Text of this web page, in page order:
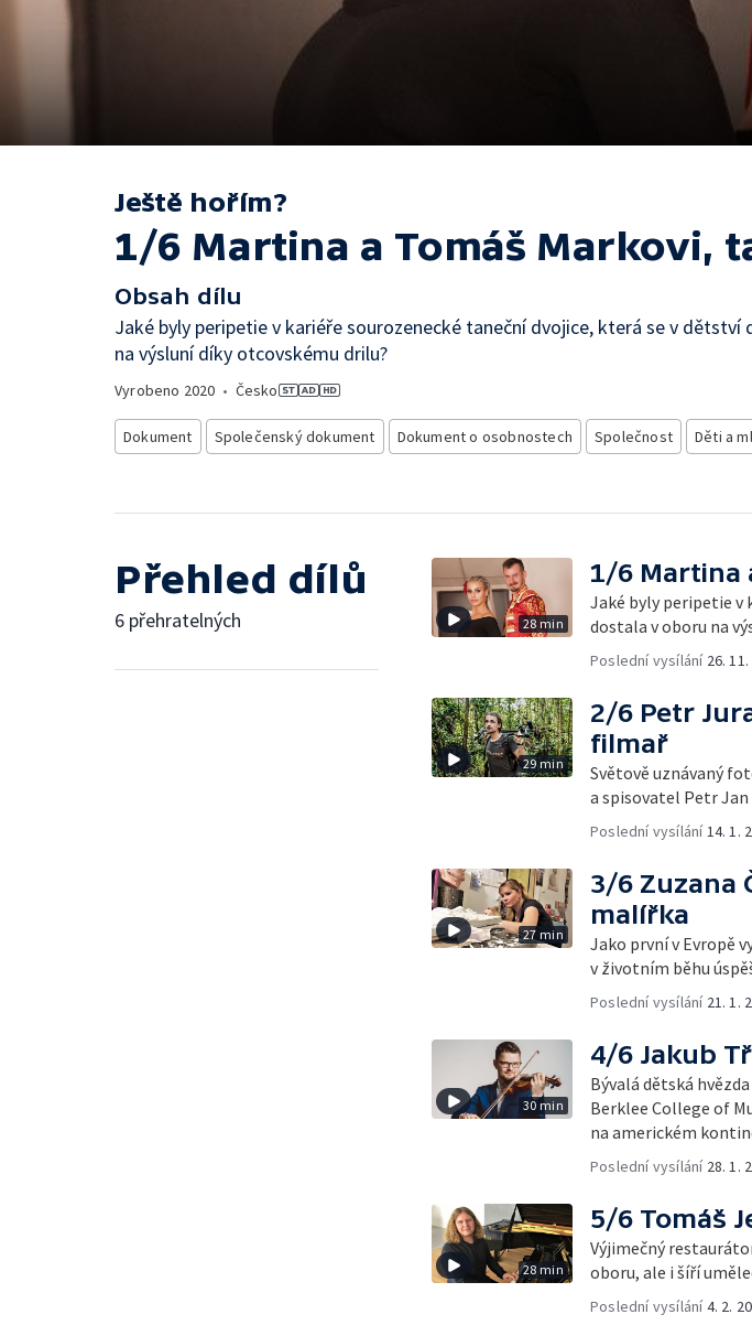
Ještě hořím?
1/6 Martina a Tomáš Markovi,
Obsah dílu
Jaké byly peripetie v kariéře sourozenecké taneční dvojice, která se v dětství
na výsluní díky otcovskému drilu?
Vyrobeno 2020 • Česko
Dokument Společenský dokument Dokument o osobnostech Společnost Děti a
Přehled dílů
6 přehratelných 28 min
1/6 Martina
Jaké byly peripetie v
dostala v oboru na
Poslední vysílání 26.
29 min
2/6 Petr
filmař
Světově uznávaný
a spisovatel Petr
Poslední vysílání 14. 1.
27 min
3/6 Zuzana
malířka
Jako první v Evropě
v životním běhu
Poslední vysílání 21. 1.
30 min
4/6 Jakub
Bývalá dětská
Berklee College of
na americkém
Poslední vysílání 28. 1.
28 min
5/6 Tomáš
Výjimečný
oboru, ale i šíří
Poslední vysílání4. 2.